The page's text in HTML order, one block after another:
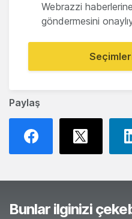
Paylaş
Webrazzi
göndermesini
Bunlar ilginizi